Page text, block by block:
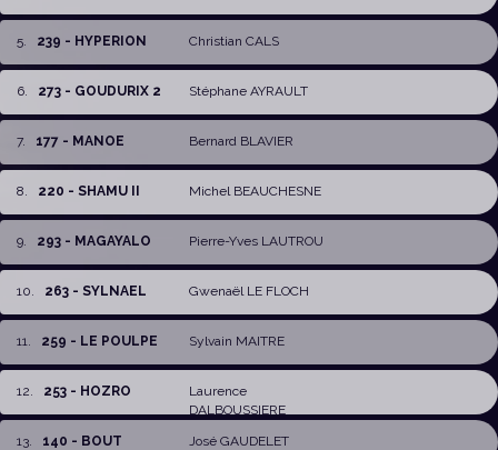
5 239 - HYPERION Christian CALS
6 273 - GOUDURIX 2 Stéphane AYRAULT
7. 177 - MANOE Bernard BLAVIER
8 220 - SHAMU II Michel BEAUCHESNE
9 293 - MAGAYALO Pierre-Yves LAUTROU
10 263 - SYLNAEL Gwenaël LE FLOCH
11 259 - LE POULPE Sylvain MAITRE
12 253 - HOZRO
Laurence
DALBOUSSIERE
13
140 - BOUT
José GAUDELET